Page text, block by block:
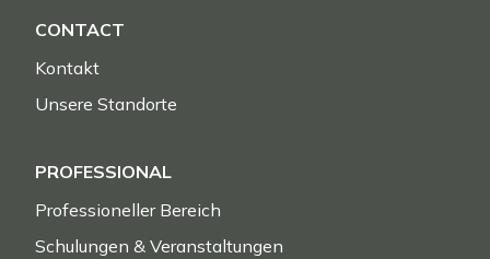
CONTACT
Kontakt
Unsere Standorte
PROFESSIONAL
Professioneller Bereich
Schulungen & Veranstaltungen